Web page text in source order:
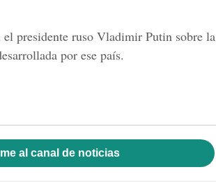
presidente ruso Vladimir Putin sobre la
por ese país.
al canal de noticias